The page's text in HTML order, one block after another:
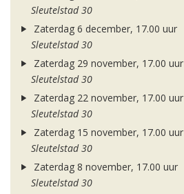
Sleutelstad 30
Zaterdag 6 december, 17.00 uur
Sleutelstad 30
Zaterdag 29 november, 17.00 uur
Sleutelstad 30
Zaterdag 22 november, 17.00 uur
Sleutelstad 30
Zaterdag 15 november, 17.00 uur
Sleutelstad 30
Zaterdag 8 november, 17.00 uur
Sleutelstad 30